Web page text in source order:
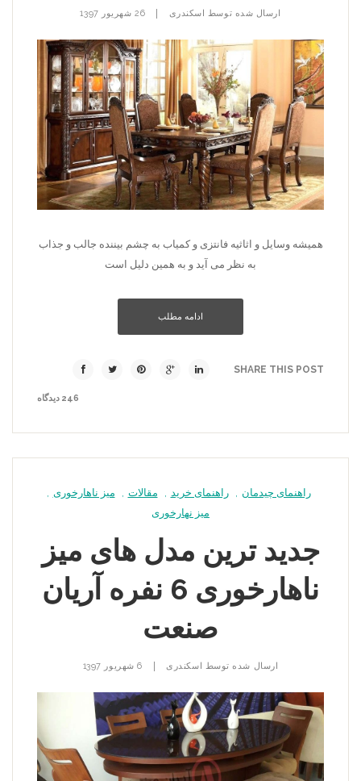
ارسال شده توسط اسکندری 26 شهریور 1397
همیشه وسایل و اثاثیه فانتزی و کمیاب به چشم بیننده جالب و جذاب
به نظر می آید و به همین دلیل است
ادامه مطلب
SHARE THIS POST
246 دیدگاه
راهنمای چیدمان راهنمای خرید مقالات میز ناهارخوری
میز نهارخوری
جدید ترین مدل های میز
ناهارخوری 6 نفره آریان
صنعت
ارسال شده توسط اسکندری 6 شهریور 1397